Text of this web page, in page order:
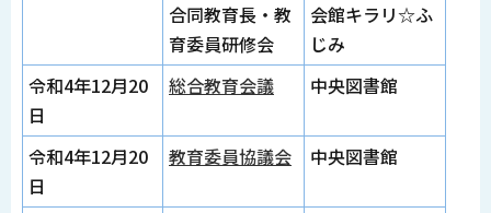
合同教育長・教
育委員研修会
会館キラリ☆ふ
じみ
令和4年12月20
日
総合教育会議 中央図書館
令和4年12月20
日
教育委員協議会 中央図書館